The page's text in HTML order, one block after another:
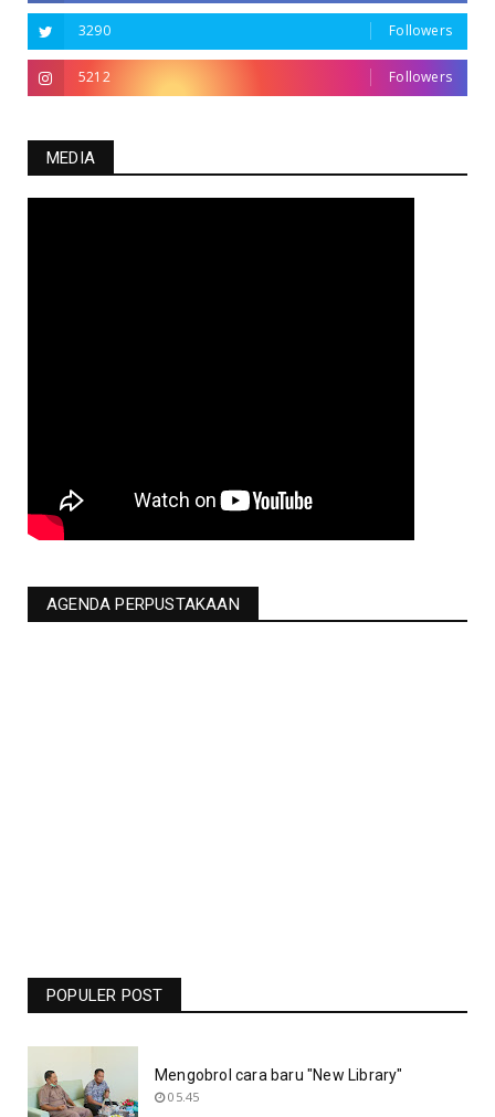
3290 Followers
5212 Followers
MEDIA
AGENDA PERPUSTAKAAN
POPULER POST
Bolasport.com
Mengobrol cara baru "New Library"
05.45